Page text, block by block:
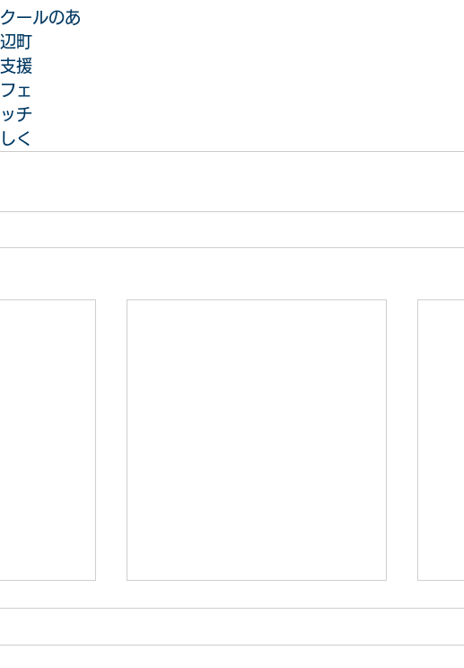
ールのあ
町
援
ェ
チ
く